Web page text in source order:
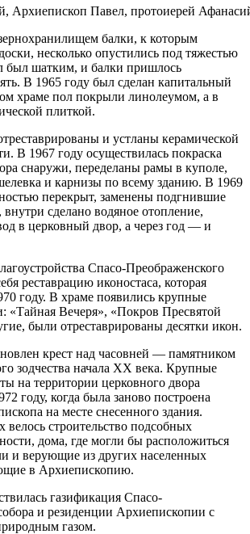
Архиепископ Павел, протоиерей
балки, к которым
несколько опустились под тяжестью
был шатким, и балки пришлось
В 1965 году был сделан капитальный
храме пол покрыли линолеумом, а в
плиткой.
и устланы керамической
В 1967 году осуществилась покраска
снаружи, переделаны рамы в куполе,
и карнизы по всему зданию. В 1969
перекрыт, заменены подгнившие
сделано водяное отопление,
в церковный двор, а через год — и
Спасо-Преображенского
реставрацию иконостаса, которая
году. В храме появились крупные
«Тайная Вечеря», «Покров Пресвятой
были отреставрированы десятки икон.
крест над часовней — памятником
зодчества начала XX века. Крупные
на территории церковного двора
году, когда была заново построена
на месте снесенного здания.
строительство подсобных
дома, где могли бы расположиться
и верующие из других населенных
в Архиепископию.
газификация Спасо-
и резиденции Архиепископии с
газом.